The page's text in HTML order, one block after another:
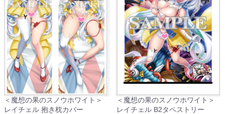
＜魔想の果のスノウホワイト＞
レイチェル 抱き枕カバー
＜魔想の果のスノウホワイト＞
レイチェル B2タペストリー